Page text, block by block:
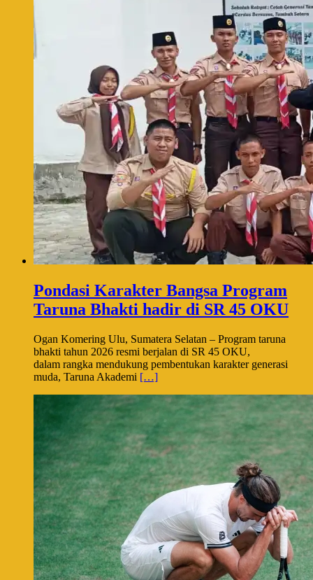
Pondasi Karakter Bangsa Program
Taruna Bhakti hadir di SR 45 OKU
Ogan Komering Ulu, Sumatera Selatan – Program taruna
bhakti tahun 2026 resmi berjalan di SR 45 OKU,
dalam rangka mendukung pembentukan karakter generasi
muda, Taruna Akademi […]